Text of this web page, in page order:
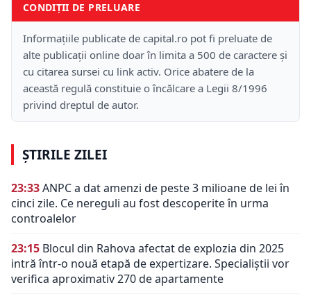
CONDIȚII DE PRELUARE
Informațiile publicate de capital.ro pot fi preluate de
alte publicații online doar în limita a 500 de caractere și
cu citarea sursei cu link activ. Orice abatere de la
această regulă constituie o încălcare a Legii 8/1996
privind dreptul de autor.
ȘTIRILE ZILEI
23:33ANPC a dat amenzi de peste 3 milioane de lei în
cinci zile. Ce nereguli au fost descoperite în urma
controalelor
23:15 Blocul din Rahova afectat de explozia din 2025
intră într-o nouă etapă de expertizare. Specialiștii vor
verifica aproximativ 270 de apartamente